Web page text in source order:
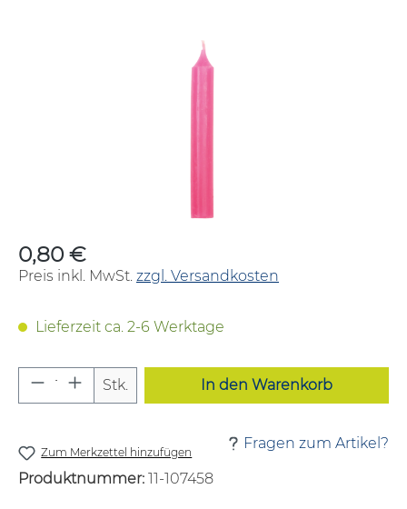
Regulärer Preis:
0,80 €
Preis inkl. MwSt. zzgl. Versandkosten
Lieferzeit ca. 2-6 Werktage
Produkt Anzahl: Gib den
Stk. In den Warenkorb
Zum Merkzettel hinzufügen
Fragen zum Artikel?
Produktnummer: 11-107458